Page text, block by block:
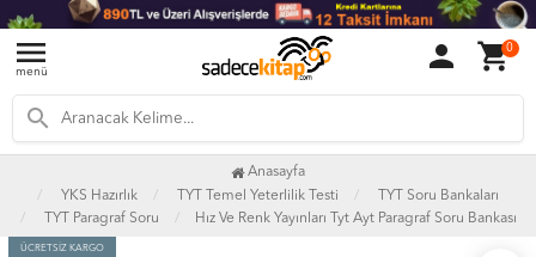
menu
menü person shopping_cart0
search
Anasayfa
YKS Hazırlık
TYT Temel Yeterlilik Testi
TYT Soru Bankaları
TYT Paragraf Soru
Hız Ve Renk Yayınları Tyt Ayt Paragraf Soru Bankası
ÜCRETSİZ KARGO